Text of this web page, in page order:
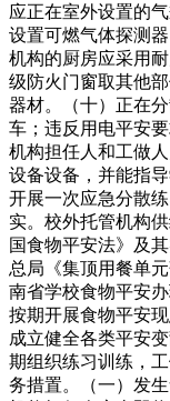
应正在室外设置的
设置可燃气体探测
机构的厨房应采用
级防火门窗取其他
器材。（十）正在
车；违反用电平安
机构担任人和工做
设备设备，并能指
开展一次应急分散
实。校外托管机构
国食物平安法》及
总局《集顶用餐单
南省学校食物平安
按期开展食物平安
成立健全各类平安
期组织练习训练，
务措置。（一）发